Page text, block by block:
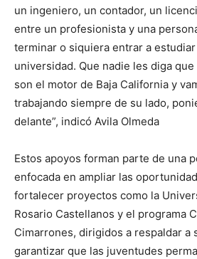
un ingeniero, un contador, un
entre un profesionista y una
terminar o siquiera entrar a
universidad. Que nadie les diga
son el motor de Baja California y
trabajando siempre de su lado,
delante”, indicó Avila Olmeda
Estos apoyos forman parte de una
enfocada en ampliar las
fortalecer proyectos como la
Rosario Castellanos y el programa
Cimarrones, dirigidos a respaldar
garantizar que las juventudes